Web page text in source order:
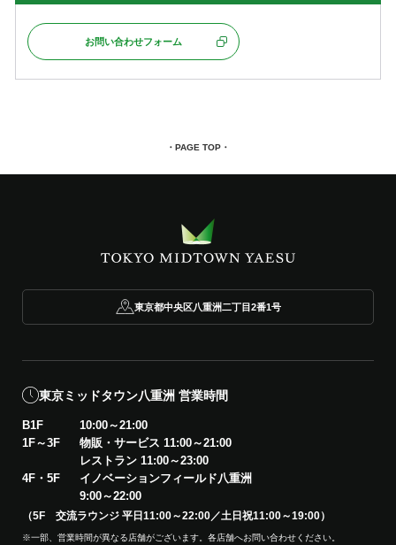
お問い合わせフォーム
・PAGE TOP・
東京都中央区八重洲二丁目2番1号
東京ミッドタウン八重洲 営業時間
B1F
10:00～21:00
1F～3F
物販・サービス 11:00～21:00
レストラン 11:00～23:00
4F・5F
イノベーションフィールド八重洲
9:00～22:00
（5F 交流ラウンジ 平日11:00～22:00／土日祝11:00～19:00）
※一部、営業時間が異なる店舗がございます。各店舗へお問い合わせください。